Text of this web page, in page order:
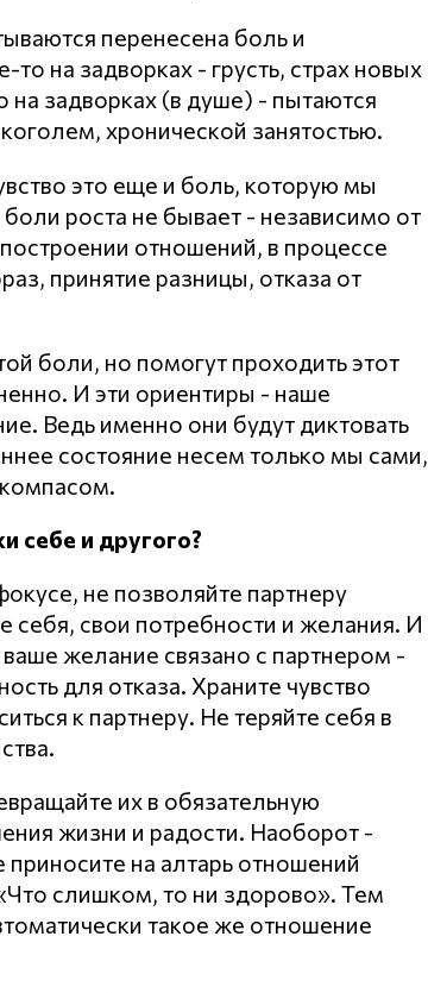
перенесена боль и
на задворках - грусть, страх новых
задворках (в душе) - пытаются
хронической занятостью.
это еще и боль, которую мы
роста не бывает - независимо от
отношений, в процессе
принятие разницы, отказа от
боли, но помогут проходить этот
И эти ориентиры - наше
Ведь именно они будут диктовать
состояние несем только мы сами,
себе и другого?
не позволяйте партнеру
себя, свои потребности и желания. И
желание связано с партнером -
для отказа. Храните чувство
к партнеру. Не теряйте себя в
их в обязательную
жизни и радости. Наоборот -
на алтарь отношений
слишком, то ни здорово». Тем
такое же отношение